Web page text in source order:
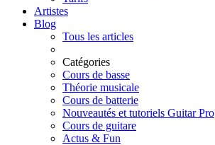
Artistes
Blog
Tous les articles
Catégories
Cours de basse
Théorie musicale
Cours de batterie
Nouveautés et tutoriels Guitar Pro
Cours de guitare
Actus & Fun